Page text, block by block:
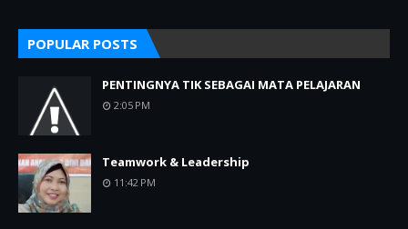
POPULAR POSTS
PENTINGNYA TIK SEBAGAI MATA PELAJARAN
2:05 PM
Teamwork & Leadership
11:42 PM